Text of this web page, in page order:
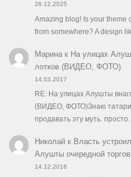
26.12.2025
Amazing blog! Is your theme
from somewhere? A design
Маринак На улицах
лотков (ВИДЕО, ФОТО)
14.03.2017
RE: На улицах Алушты
(ВИДЕО, ФОТО)Знаю
продавать эту муть. просто…
Николайк Власть
Алушты очередной
14.12.2016